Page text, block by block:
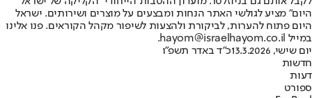
היום" מציע לגולשי האתר הנחות ומבצעים על מוצרים ושירותים. ישראל
היום פתוח להערות, לביקורת ולהצעות לשיפור מקהל הקוראים. פנו אלינו
במייל hayom@israelhayom.co.il.
יום שישי, 13.3.2026
כ"ד באדר תשפ"ו
חדשות
דעות
ספורט